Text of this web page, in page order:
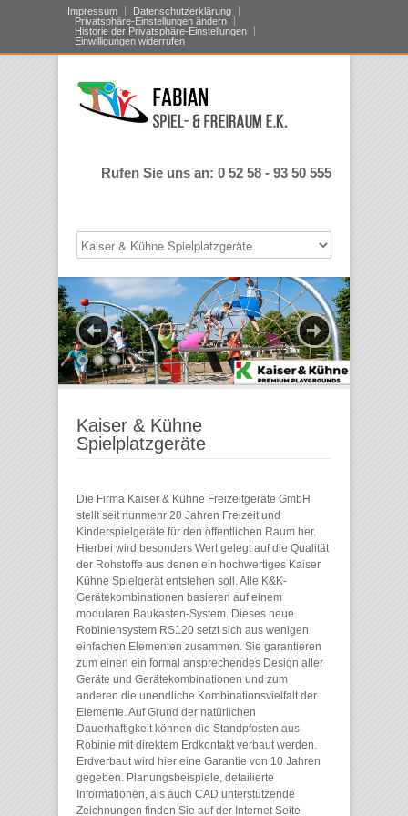
Impressum
Datenschutzerklärung
Privatsphäre-Einstellungen ändern
Historie der Privatsphäre-Einstellungen
Einwilligungen widerrufen
Rufen Sie uns an: 0 52 58 - 93 50 555
Kaiser & Kühne
Spielplatzgeräte
Die Firma Kaiser & Kühne Freizeitgeräte GmbH
stellt seit nunmehr 20 Jahren Freizeit und
Kinderspielgeräte für den öffentlichen Raum her.
Hierbei wird besonders Wert gelegt auf die Qualität
der Rohstoffe aus denen ein hochwertiges Kaiser
Kühne Spielgerät entstehen soll. Alle K&K-
Gerätekombinationen basieren auf einem
modularen Baukasten-System. Dieses neue
Robiniensystem RS120 setzt sich aus wenigen
einfachen Elementen zusammen. Sie garantieren
zum einen ein formal ansprechendes Design aller
Geräte und Gerätekombinationen und zum
anderen die unendliche Kombinationsvielfalt der
Elemente. Auf Grund der natürlichen
Dauerhaftigkeit können die Standpfosten aus
Robinie mit direktem Erdkontakt verbaut werden.
Erdverbaut wird hier eine Garantie von 10 Jahren
gegeben. Planungsbeispiele, detailierte
Informationen, als auch CAD unterstützende
Zeichnungen finden Sie auf der Internet Seite